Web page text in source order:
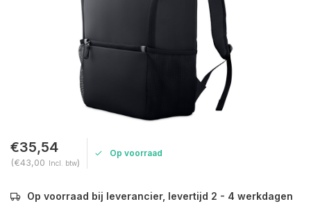
€35,54
(€43,00 Incl. btw)
Op voorraad
Op voorraad bij leverancier, levertijd 2 - 4 werkdagen